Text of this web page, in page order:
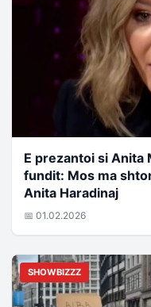
E prezantoi si Anita
fundit: Mos ma
Anita Haradinaj
📅 01.02.2026
SHOWBIZZZ